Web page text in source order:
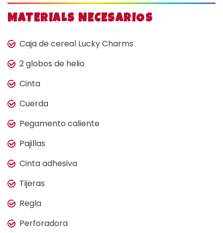
MATERIALS NECESARIOS
Caja de cereal Lucky Charms
2 globos de helio
Cinta
Cuerda
Pegamento caliente
Pajillas
Cinta adhesiva
Tijeras
Regla
Perforadora